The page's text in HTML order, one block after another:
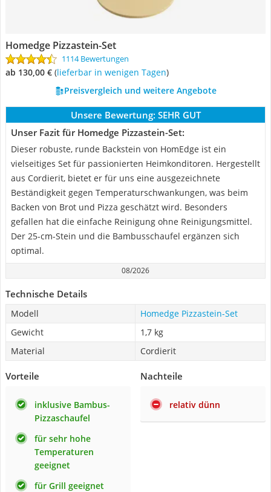
Homedge Pizzastein-Set
1114 Bewertungen
ab 130,00 € ( Lieferbar in wenigen Tagen)
Preisvergleich und weitere Angebote
Unsere Bewertung: SEHR GUT
Unser Fazit für Homedge Pizzastein-Set:
Dieser robuste, runde Backstein von HomEdge ist ein
vielseitiges Set für passionierten Heimkonditoren. Hergestellt
aus Cordierit, bietet er für uns eine ausgezeichnete
Beständigkeit gegen Temperaturschwankungen, was beim
Backen von Brot und Pizza geschätzt wird. Besonders
gefallen hat die einfache Reinigung ohne Reinigungsmittel.
Der 25-cm-Stein und die Bambusschaufel ergänzen sich
optimal.
08/2026
Technische Details
Modell
Homedge Pizzastein-Set
Gewicht
1,7 kg
Material
Cordierit
Vorteile
inklusive Bambus-
Pizzaschaufel
für sehr hohe
Temperaturen
geeignet
für Grill geeignet
Nachteile
relativ dünn